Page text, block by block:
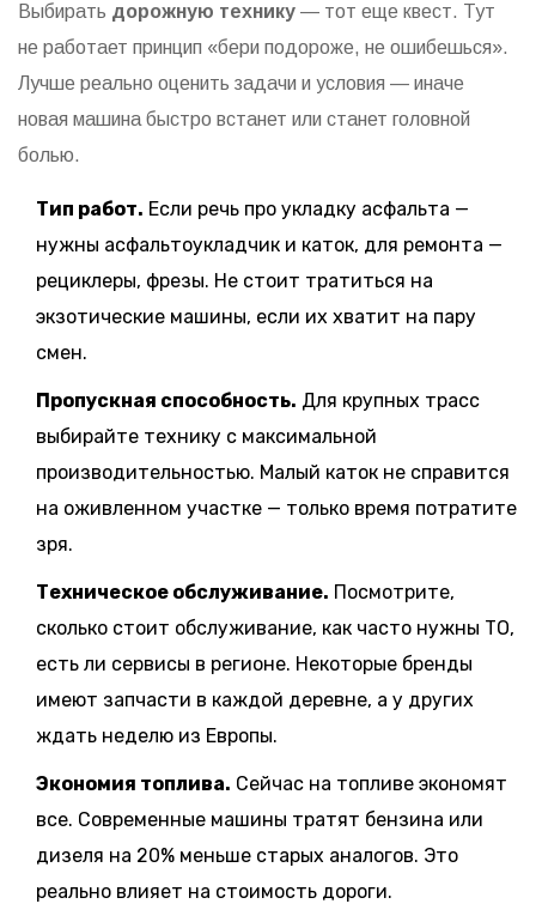
Выбирать дорожную технику — тот еще квест. Тут
не работает принцип «бери подороже, не ошибешься».
Лучше реально оценить задачи и условия — иначе
новая машина быстро встанет или станет головной
болью.
Тип работ. Если речь про укладку асфальта —
нужны асфальтоукладчик и каток, для ремонта —
рециклеры, фрезы. Не стоит тратиться на
экзотические машины, если их хватит на пару
смен.
Пропускная способность. Для крупных трасс
выбирайте технику с максимальной
производительностью. Малый каток не справится
на оживленном участке — только время потратите
зря.
Техническое обслуживание. Посмотрите,
сколько стоит обслуживание, как часто нужны ТО,
есть ли сервисы в регионе. Некоторые бренды
имеют запчасти в каждой деревне, а у других
ждать неделю из Европы.
Экономия топлива. Сейчас на топливе экономят
все. Современные машины тратят бензина или
дизеля на 20% меньше старых аналогов. Это
реально влияет на стоимость дороги.